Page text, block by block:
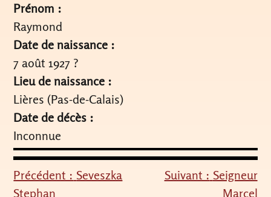
Prénom :
Raymond
Date de naissance :
7 août 1927 ?
Lieu de naissance :
Lières (Pas-de-Calais)
Date de décès :
Inconnue
Navigation
Précédent : Seveszka
Stephan
Suivant : Seigneur
Marcel